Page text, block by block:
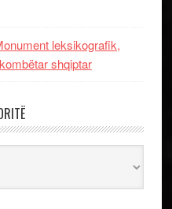
leksikografik,
shqiptar